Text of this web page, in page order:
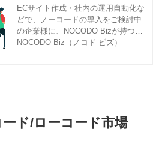
ビス - NOCODO Biz（ノ
コド ビズ）
ECサイト作成・社内の運用自動化な
どで、ノーコードの導入をご検討中
の企業様に、NOCODO Bizが持つ日
本最大級のノーコードに特化した人
NOCODO Biz（ノコド ビズ）
ド/ローコード市場